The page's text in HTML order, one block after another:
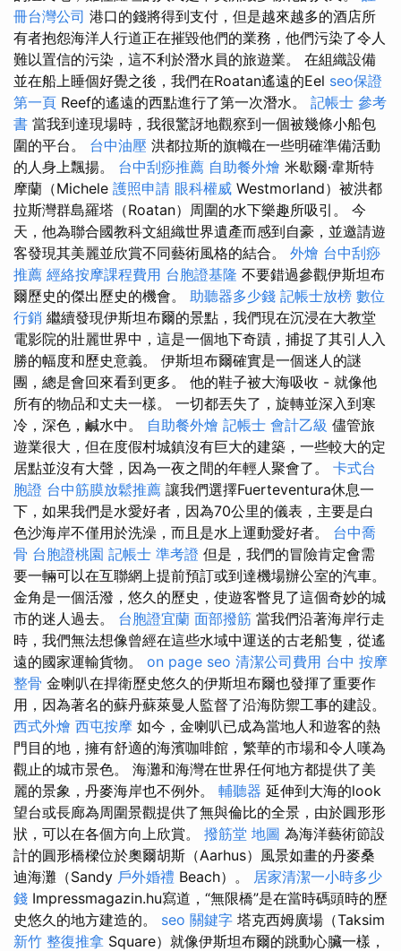
冊台灣公司 港口的錢將得到支付，但是越來越多的酒店所
有者抱怨海洋人行道正在摧毀他們的業務，他們污染了令人
難以置信的污染，這不利於潛水員的旅遊業。 在組織設備
並在船上睡個好覺之後，我們在Roatan遙遠的Eel seo保證
第一頁 Reef的遙遠的西點進行了第一次潛水。 記帳士 參考
書 當我到達現場時，我很驚訝地觀察到一個被幾條小船包
圍的平台。 台中油壓 洪都拉斯的旗幟在一些明確準備活動
的人身上飄揚。 台中刮痧推薦 自助餐外燴 米歇爾·韋斯特
摩蘭（Michele 護照申請 眼科權威 Westmorland）被洪都
拉斯灣群島羅塔（Roatan）周圍的水下樂趣所吸引。 今
天，他為聯合國教科文組織世界遺產而感到自豪，並邀請遊
客發現其美麗並欣賞不同藝術風格的結合。 外燴 台中刮痧
推薦 經絡按摩課程費用 台胞證基隆 不要錯過參觀伊斯坦布
爾歷史的傑出歷史的機會。 助聽器多少錢 記帳士放榜 數位
行銷 繼續發現伊斯坦布爾的景點，我們現在沉浸在大教堂
電影院的壯麗世界中，這是一個地下奇蹟，捕捉了其引人入
勝的幅度和歷史意義。 伊斯坦布爾確實是一個迷人的謎
團，總是會回來看到更多。 他的鞋子被大海吸收 - 就像他
所有的物品和丈夫一樣。 一切都丟失了，旋轉並深入到寒
冷，深色，鹹水中。 自助餐外燴 記帳士 會計乙級 儘管旅
遊業很大，但在度假村城鎮沒有巨大的建築，一些較大的定
居點並沒有大聲，因為一夜之間的年輕人聚會了。 卡式台
胞證 台中筋膜放鬆推薦 讓我們選擇Fuerteventura休息一
下，如果我們是水愛好者，因為70公里的儀表，主要是白
色沙海岸不僅用於洗澡，而且是水上運動愛好者。 台中喬
骨 台胞證桃園 記帳士 準考證 但是，我們的冒險肯定會需
要一輛可以在互聯網上提前預訂或到達機場辦公室的汽車。
金角是一個活潑，悠久的歷史，使遊客瞥見了這個奇妙的城
市的迷人過去。 台胞證宜蘭 面部撥筋 當我們沿著海岸行走
時，我們無法想像曾經在這些水域中運送的古老船隻，從遙
遠的國家運輸貨物。 on page seo 清潔公司費用 台中 按摩
整骨 金喇叭在捍衛歷史悠久的伊斯坦布爾也發揮了重要作
用，因為著名的蘇丹蘇萊曼人監督了沿海防禦工事的建設。
西式外燴 西屯按摩 如今，金喇叭已成為當地人和遊客的熱
門目的地，擁有舒適的海濱咖啡館，繁華的市場和令人嘆為
觀止的城市景色。 海灘和海灣在世界任何地方都提供了美
麗的景象，丹麥海岸也不例外。 輔聽器 延伸到大海的look
望台或長廊為周圍景觀提供了無與倫比的全景，由於圓形形
狀，可以在各個方向上欣賞。 撥筋堂 地圖 為海洋藝術節設
計的圓形橋樑位於奧爾胡斯（Aarhus）風景如畫的丹麥桑
迪海灘（Sandy 戶外婚禮 Beach）。 居家清潔一小時多少
錢 Impressmagazin.hu寫道，“無限橋”是在當時碼頭時的歷
史悠久的地方建造的。 seo 關鍵字 塔克西姆廣場（Taksim
新竹 整復推拿 Square）就像伊斯坦布爾的跳動心臟一樣，